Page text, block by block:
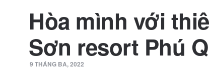
Hòa mình với
Sơn resort Phú
9 THÁNG BA, 2022